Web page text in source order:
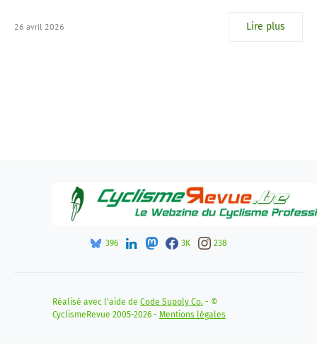
26 avril 2026 Lire plus
396 3K 238
Réalisé avec l'aide de Code Supply Co. - ©
CyclismeRevue 2005-2026 - Mentions légales